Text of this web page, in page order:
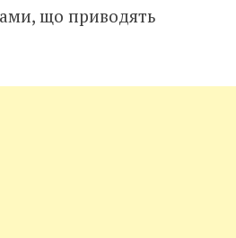
що приводять